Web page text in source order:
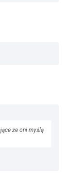
że oni myślą